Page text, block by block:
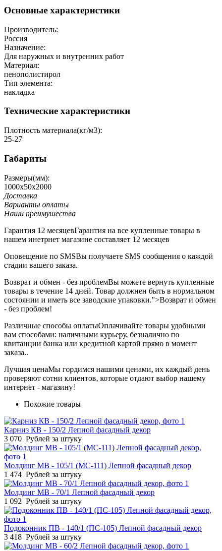
Основные характеристики
Производитель:
Россия
Назначение:
Для наружных и внутренних работ
Материал:
пенополистирол
Тип элемента:
накладка
Технические характеристики
Плотность материала(кг/м3):
25-27
Габариты
Размеры(мм):
1000х50х2000
Доставка
Варианты оплаты
Наши преимушества
Гарантия 12 месяцевГарантия на все купленные товары в
нашем инетрнет магазине составляет 12 месяцев
Оповещение по SMSВы получаете SMS сообщения о каждой
стадии вашего заказа.
Возврат и обмен - без проблемВы можете вернуть купленные
товары в течение 14 дней. Товар должнен быть в нормальном
состоянии и иметь все заводские упаковки.">Возврат и обмен
- без проблем!
Различные способы оплатыОплачивайте товары удобными
вам способами: наличными курьеру, безналично по
квитанции банка или кредитной картой прямо в момент
заказа..
Лучшая ценаМы гордимся нашими ценами, их каждый день
проверяют сотни клиентов, которые отдают выбор нашему
интернет - магазину!
Похожие товары
Карниз КВ - 150/2 Лепной фасадный декор
3 070 Рублей за штуку
Молдинг МВ - 105/1 (МС-111) Лепной фасадный декор
1 474 Рублей за штуку
Молдинг МВ - 70/1 Лепной фасадный декор
1 092 Рублей за штуку
Подоконник ПВ - 140/1 (ПС-105) Лепной фасадный декор
3 418 Рублей за штуку